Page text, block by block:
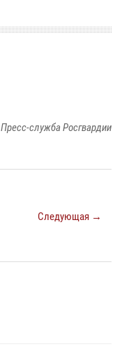
Пресс-служба Росгвардии
Следующая →